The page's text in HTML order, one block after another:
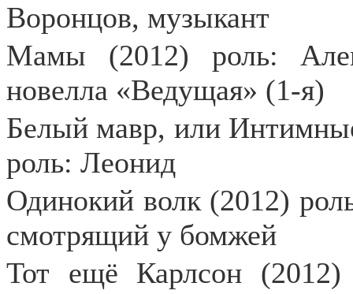
Воронцов, музыкант
Мамы
(2012) роль:
новелла «Ведущая» (1-я)
Белый мавр, или
роль: Леонид
Одинокий волк (2012)
смотрящий у бомжей
Тот ещё Карлсон (2012)